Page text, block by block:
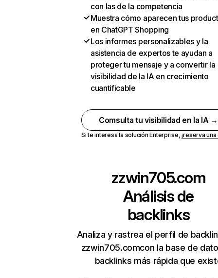
con las de la competencia
Muestra cómo aparecen tus
en ChatGPT Shopping
Los informes personalizables y la
asistencia de expertos te ayudan a
proteger tu mensaje y a convertir la
visibilidad de la IA en crecimiento
cuantificable
Comsulta tu visibilidad en la IA →
Si te interesa la solución Enterprise,¡reserva
zzwin705.com
Análisis de
backlinks
Analiza y rastrea el perfil de
zzwin705.comcon la base de
backlinks más rápida que